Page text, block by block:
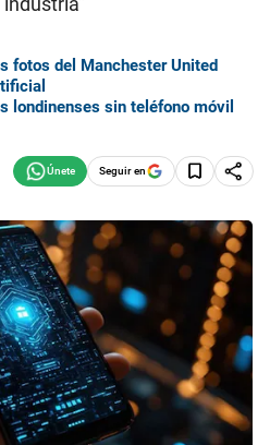
fotos del Manchester United
londinenses sin teléfono móvil
Seguir en